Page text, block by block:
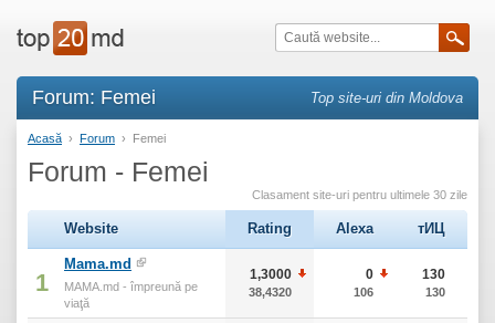
Forum: Femei Top site-uri din Moldova
Acasă › Forum › Femei
Forum - Femei
Clasament site-uri pentru ultimele 30 zile
Website Rating Alexa тИЦ
1
Mama.md
MAMA.md - împreună pe
viaţă
1,3000
38,4320
0
106
130
130